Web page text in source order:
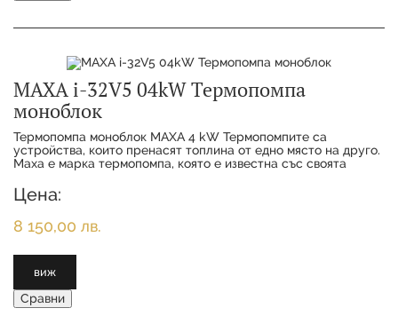
MAXA i-32V5 04kW Термопомпа
моноблок
Термопомпа моноблок MAXA 4 kW Термопомпитe са
устройства, които пренасят топлина от едно място на друго.
Maxa е марка термопомпа, която е известна със своята
Цена:
8 150,00 лв.
виж
Сравни